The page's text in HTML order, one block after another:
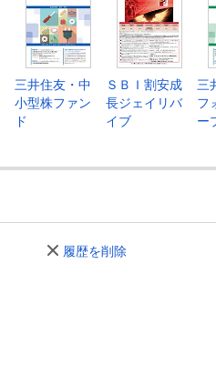
三井住友・中
小型株ファン
ド
ＳＢＩ割安成
長ジェイリバ
イブ
三
フ
ー
履歴を削除